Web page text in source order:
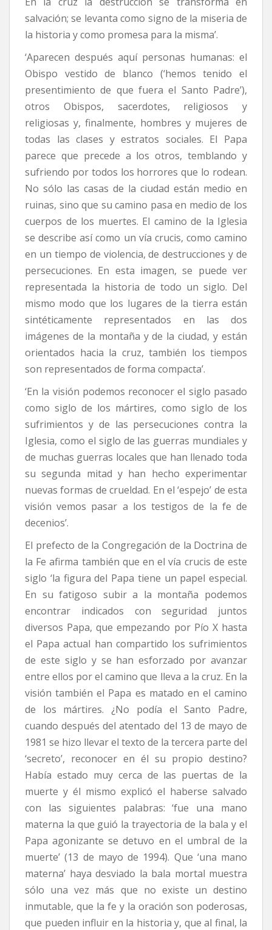
salvación; se levanta como signo de la miseria de
la historia y como promesa para la misma’.
‘Aparecen después aquí personas humanas: el
Obispo vestido de blanco (‘hemos tenido el
presentimiento de que fuera el Santo Padre’),
otros Obispos, sacerdotes, religiosos y
religiosas y, finalmente, hombres y mujeres de
todas las clases y estratos sociales. El Papa
parece que precede a los otros, temblando y
sufriendo por todos los horrores que lo rodean.
No sólo las casas de la ciudad están medio en
ruinas, sino que su camino pasa en medio de los
cuerpos de los muertes. El camino de la Iglesia
se describe así como un vía crucis, como camino
en un tiempo de violencia, de destrucciones y de
persecuciones. En esta imagen, se puede ver
representada la historia de todo un siglo. Del
mismo modo que los lugares de la tierra están
sintéticamente representados en las dos
imágenes de la montaña y de la ciudad, y están
orientados hacia la cruz, también los tiempos
son representados de forma compacta’.
‘En la visión podemos reconocer el siglo pasado
como siglo de los mártires, como siglo de los
sufrimientos y de las persecuciones contra la
Iglesia, como el siglo de las guerras mundiales y
de muchas guerras locales que han llenado toda
su segunda mitad y han hecho experimentar
nuevas formas de crueldad. En el ‘espejo’ de esta
visión vemos pasar a los testigos de la fe de
decenios’.
El prefecto de la Congregación de la Doctrina de
la Fe afirma también que en el vía crucis de este
siglo ‘la figura del Papa tiene un papel especial.
En su fatigoso subir a la montaña podemos
encontrar indicados con seguridad juntos
diversos Papa, que empezando por Pío X hasta
el Papa actual han compartido los sufrimientos
de este siglo y se han esforzado por avanzar
entre ellos por el camino que lleva a la cruz. En la
visión también el Papa es matado en el camino
de los mártires. ¿No podía el Santo Padre,
cuando después del atentado del 13 de mayo de
1981 se hizo llevar el texto de la tercera parte del
‘secreto’, reconocer en él su propio destino?
Había estado muy cerca de las puertas de la
muerte y él mismo explicó el haberse salvado
con las siguientes palabras: ‘fue una mano
materna la que guió la trayectoria de la bala y el
Papa agonizante se detuvo en el umbral de la
muerte’ (13 de mayo de 1994). Que ‘una mano
materna’ haya desviado la bala mortal muestra
sólo una vez más que no existe un destino
inmutable, que la fe y la oración son poderosas,
que pueden influir en la historia y, que al final, la